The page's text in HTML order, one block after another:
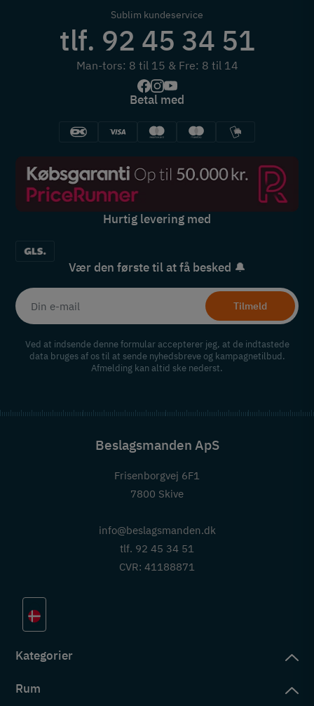
Sublim kundeservice
tlf. 92 45 34 51
Man-tors: 8 til 15 & Fre: 8 til 14
Betal med
Hurtig levering med
Vær den første til at få besked 🔔
Tilmeld
Ved at indsende denne formular accepterer jeg, at de indtastede
data bruges af os til at sende nyhedsbreve og kampagnetilbud.
Afmelding kan altid ske nederst.
Beslagsmanden ApS
Frisenborgvej 6F1
7800 Skive
info@beslagsmanden.dk
tlf. 92 45 34 51
CVR: 41188871
Kategorier
Rum